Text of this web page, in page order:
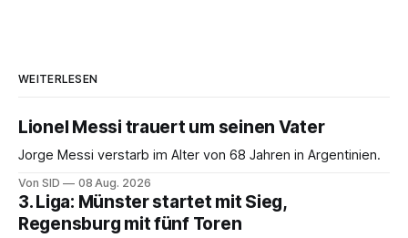
WEITERLESEN
Lionel Messi trauert um seinen Vater
Jorge Messi verstarb im Alter von 68 Jahren in Argentinien.
Von SID 08 Aug. 2026
3. Liga: Münster startet mit Sieg,
Regensburg mit fünf Toren